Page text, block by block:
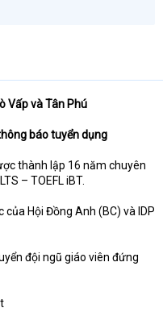
Vấp và Tân Phú
báo tuyển dụng
thành lập 16 năm chuyên
– TOEFL iBT.
Hội Đồng Anh (BC) và IDP
đội ngũ giáo viên đứng